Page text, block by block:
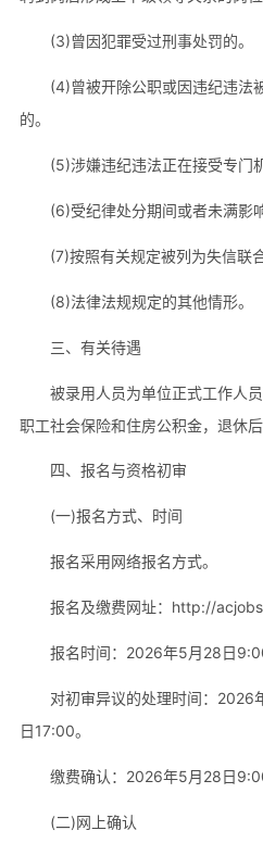
(3)曾因犯罪受过刑事处罚的。
(4)曾被开除公职或因违纪违法
的。
(5)涉嫌违纪违法正在接受专门
(6)受纪律处分期间或者未满影
(7)按照有关规定被列为失信联
(8)法律法规规定的其他情形。
三、有关待遇
被录用人员为单位正式工作人
职工社会保险和住房公积金，退休
四、报名与资格初审
(一)报名方式、时间
报名采用网络报名方式。
报名及缴费网址：http://
报名时间：2026年5月28日
对初审异议的处理时间：
日17:00。
缴费确认：2026年5月28日
(二)网上确认